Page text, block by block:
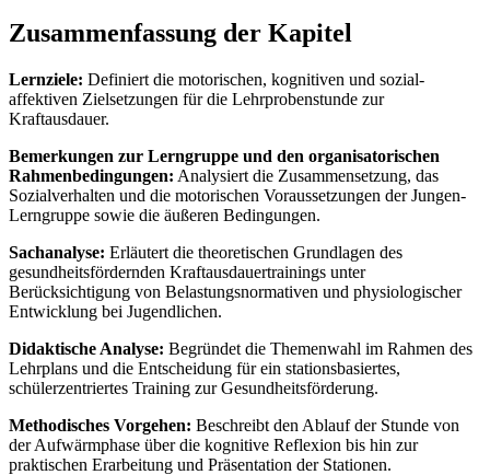
Zusammenfassung der Kapitel
Lernziele: Definiert die motorischen, kognitiven und sozial-
affektiven Zielsetzungen für die Lehrprobenstunde zur
Kraftausdauer.
Bemerkungen zur Lerngruppe und den organisatorischen
Rahmenbedingungen: Analysiert die Zusammensetzung, das
Sozialverhalten und die motorischen Voraussetzungen der Jungen-
Lerngruppe sowie die äußeren Bedingungen.
Sachanalyse: Erläutert die theoretischen Grundlagen des
gesundheitsfördernden Kraftausdauertrainings unter
Berücksichtigung von Belastungsnormativen und physiologischer
Entwicklung bei Jugendlichen.
Didaktische Analyse: Begründet die Themenwahl im Rahmen des
Lehrplans und die Entscheidung für ein stationsbasiertes,
schülerzentriertes Training zur Gesundheitsförderung.
Methodisches Vorgehen: Beschreibt den Ablauf der Stunde von
der Aufwärmphase über die kognitive Reflexion bis hin zur
praktischen Erarbeitung und Präsentation der Stationen.